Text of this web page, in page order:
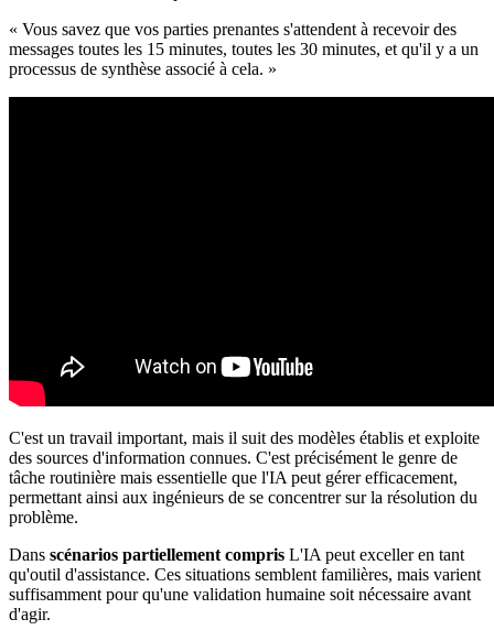
« Vous savez que vos parties prenantes s'attendent à recevoir des
messages toutes les 15 minutes, toutes les 30 minutes, et qu'il y a un
processus de synthèse associé à cela. »
C'est un travail important, mais il suit des modèles établis et exploite
des sources d'information connues. C'est précisément le genre de
tâche routinière mais essentielle que l'IA peut gérer efficacement,
permettant ainsi aux ingénieurs de se concentrer sur la résolution du
problème.
Dans scénarios partiellement compris L'IA peut exceller en tant
qu'outil d'assistance. Ces situations semblent familières, mais varient
suffisamment pour qu'une validation humaine soit nécessaire avant
d'agir.